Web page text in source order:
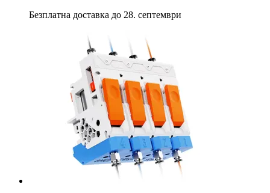
Безплатна доставка до 28. септември